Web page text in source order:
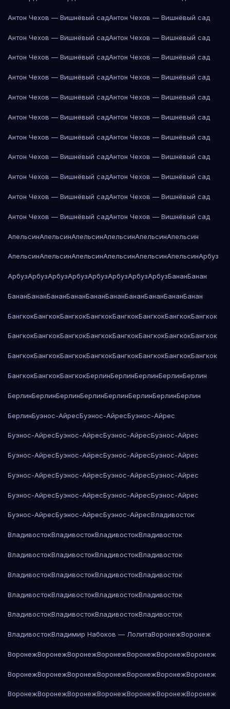
Антон Чехов — Вишнёвый садАнтон Чехов — Вишнёвый сад
Антон Чехов — Вишнёвый садАнтон Чехов — Вишнёвый сад
Антон Чехов — Вишнёвый садАнтон Чехов — Вишнёвый сад
Антон Чехов — Вишнёвый садАнтон Чехов — Вишнёвый сад
Антон Чехов — Вишнёвый садАнтон Чехов — Вишнёвый сад
Антон Чехов — Вишнёвый садАнтон Чехов — Вишнёвый сад
Антон Чехов — Вишнёвый садАнтон Чехов — Вишнёвый сад
Антон Чехов — Вишнёвый садАнтон Чехов — Вишнёвый сад
Антон Чехов — Вишнёвый садАнтон Чехов — Вишнёвый сад
Антон Чехов — Вишнёвый садАнтон Чехов — Вишнёвый сад
Антон Чехов — Вишнёвый садАнтон Чехов — Вишнёвый сад
АпельсинАпельсинАпельсинАпельсинАпельсинАпельсин
АпельсинАпельсинАпельсинАпельсинАпельсинАпельсинАрбуз
АрбузАрбузАрбузАрбузАрбузАрбузАрбузАрбузБананБанан
БананБананБананБананБананБананБананБананБананБанан
БангкокБангкокБангкокБангкокБангкокБангкокБангкокБангкок
БангкокБангкокБангкокБангкокБангкокБангкокБангкокБангкок
БангкокБангкокБангкокБангкокБангкокБангкокБангкокБангкок
БангкокБангкокБангкокБерлинБерлинБерлинБерлинБерлин
БерлинБерлинБерлинБерлинБерлинБерлинБерлинБерлин
БерлинБуэнос-АйресБуэнос-АйресБуэнос-Айрес
Буэнос-АйресБуэнос-АйресБуэнос-АйресБуэнос-Айрес
Буэнос-АйресБуэнос-АйресБуэнос-АйресБуэнос-Айрес
Буэнос-АйресБуэнос-АйресБуэнос-АйресБуэнос-Айрес
Буэнос-АйресБуэнос-АйресБуэнос-АйресБуэнос-Айрес
Буэнос-АйресБуэнос-АйресБуэнос-АйресВладивосток
ВладивостокВладивостокВладивостокВладивосток
ВладивостокВладивостокВладивостокВладивосток
ВладивостокВладивостокВладивостокВладивосток
ВладивостокВладивостокВладивостокВладивосток
ВладивостокВладивостокВладивостокВладивосток
ВладивостокВладимир Набоков — ЛолитаВоронежВоронеж
ВоронежВоронежВоронежВоронежВоронежВоронежВоронеж
ВоронежВоронежВоронежВоронежВоронежВоронежВоронеж
ВоронежВоронежВоронежВоронежВоронежВоронежВоронеж